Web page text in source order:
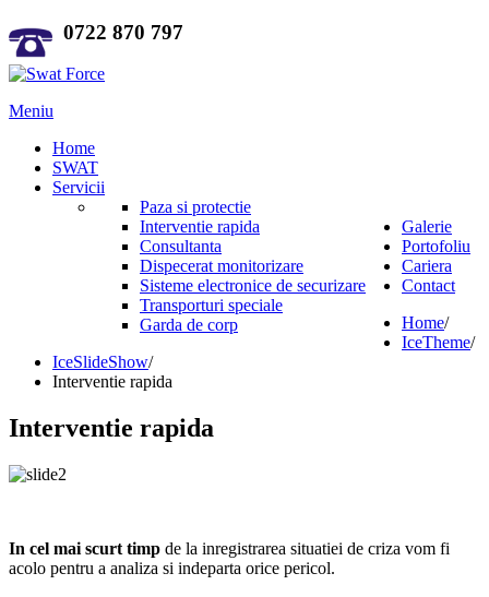
0722 870 797
Meniu
Home
SWAT
Servicii
Paza si protectie
Interventie rapida
Consultanta
Dispecerat monitorizare
Sisteme electronice de securizare
Transporturi speciale
Garda de corp
Galerie
Portofoliu
Cariera
Contact
Home/
IceTheme/
IceSlideShow/
Interventie rapida
Interventie rapida
In cel mai scurt timp de la inregistrarea situatiei de criza vom fi
acolo pentru a analiza si indeparta orice pericol.